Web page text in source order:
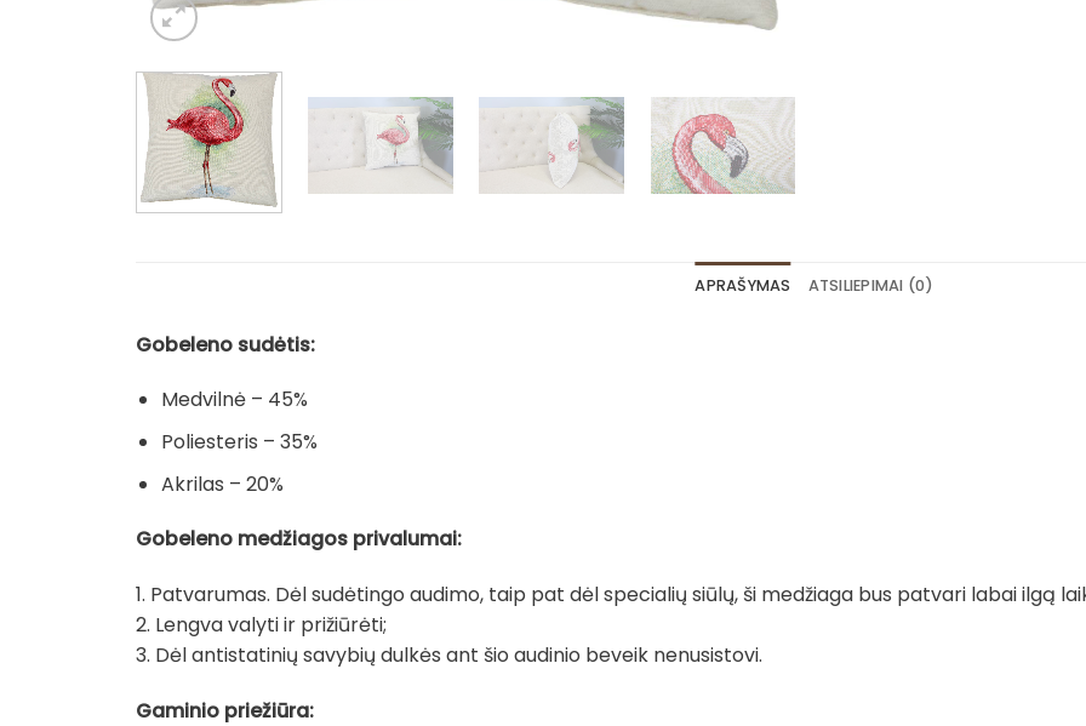
APRAŠYMAS ATSILIEPIMAI (0)
Gobeleno sudėtis:
Medvilnė – 45%
Poliesteris – 35%
Akrilas – 20%
Gobeleno medžiagos privalumai:
1. Patvarumas. Dėl sudėtingo audimo, taip pat dėl specialių siūlų, ši medžiaga bus patvari labai ilgą
2. Lengva valyti ir prižiūrėti;
3. Dėl antistatinių savybių dulkės ant šio audinio beveik nenusistovi.
Gaminio priežiūra: